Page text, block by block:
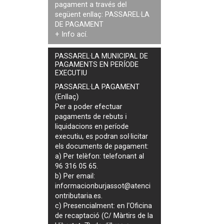
pagament a través del
següent enllaç: PASSAREL·LA
DE PAGAMENT
+ Info ací.
PASSAREL·LA MUNICIPAL DE
PAGAMENTS EN PERÍODE
EXECUTIU
PASSAREL·LA PAGAMENT
(Enllaç)
Per a poder efectuar
pagaments derebuts i
liquidacions en període
executiu, es podransol·licitar
els documents de pagament:
a) Per telèfon: telefonant al
96 316 05 65.
b) Per email:
informacionburjassot@atenci
ontributaria.es.
c) Presencialment: en l'Oficina
de recaptació (C/ Màrtirs de la